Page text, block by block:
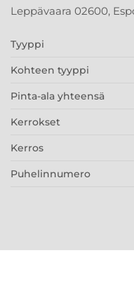
Leppävaara 02600,
Tyyppi
Kohteen tyyppi
Pinta-ala yhteensä
Kerrokset
Kerros
Puhelinnumero